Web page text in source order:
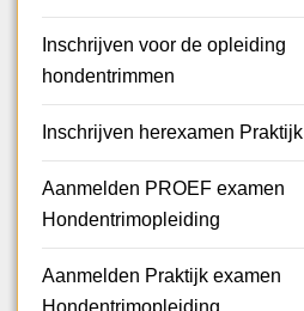
Inschrijven voor de opleiding
hondentrimmen
Inschrijven herexamen Praktijk
Aanmelden PROEF examen
Hondentrimopleiding
Aanmelden Praktijk examen
Hondentrimopleiding